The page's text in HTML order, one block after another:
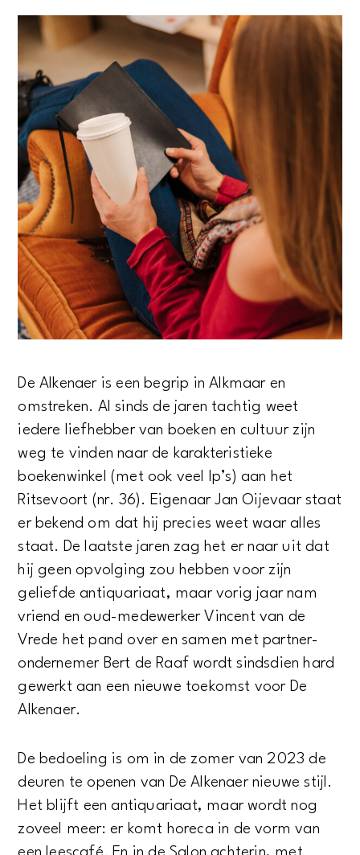
De Alkenaer is een begrip in Alkmaar en
omstreken. Al sinds de jaren tachtig weet
iedere liefhebber van boeken en cultuur zijn
weg te vinden naar de karakteristieke
boekenwinkel (met ook veel lp’s) aan het
Ritsevoort (nr. 36). Eigenaar Jan Oijevaar staat
er bekend om dat hij precies weet waar alles
staat. De laatste jaren zag het er naar uit dat
hij geen opvolging zou hebben voor zijn
geliefde antiquariaat, maar vorig jaar nam
vriend en oud-medewerker Vincent van de
Vrede het pand over en samen met partner-
ondernemer Bert de Raaf wordt sindsdien hard
gewerkt aan een nieuwe toekomst voor De
Alkenaer.
De bedoeling is om in de zomer van 2023 de
deuren te openen van De Alkenaer nieuwe stijl.
Het blijft een antiquariaat, maar wordt nog
zoveel meer: er komt horeca in de vorm van